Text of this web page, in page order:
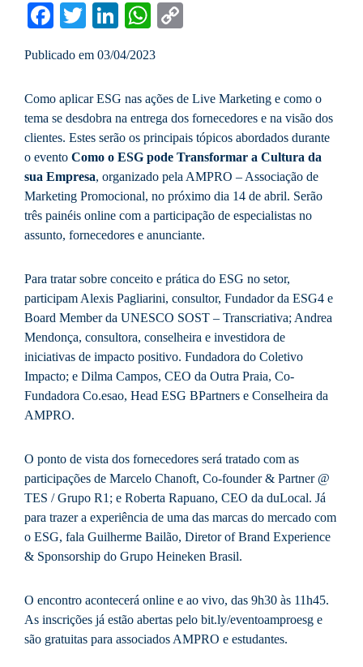
Facebook
Twitter
LinkedIn
WhatsApp
Publicado em 03/04/2023
Como aplicar ESG nas ações de Live Marketing e como o
tema se desdobra na entrega dos fornecedores e na visão dos
clientes. Estes serão os principais tópicos abordados durante
o evento Como o ESG pode Transformar a Cultura da
sua Empresa, organizado pela AMPRO – Associação de
Marketing Promocional, no próximo dia 14 de abril. Serão
três painéis online com a participação de especialistas no
assunto, fornecedores e anunciante.
Para tratar sobre conceito e prática do ESG no setor,
participam Alexis Pagliarini, consultor, Fundador da ESG4 e
Board Member da UNESCO SOST – Transcriativa; Andrea
Mendonça, consultora, conselheira e investidora de
iniciativas de impacto positivo. Fundadora do Coletivo
Impacto; e Dilma Campos, CEO da Outra Praia, Co-
Fundadora Co.esao, Head ESG BPartners e Conselheira da
AMPRO.
O ponto de vista dos fornecedores será tratado com as
participações de Marcelo Chanoft, Co-founder & Partner @
TES / Grupo R1; e Roberta Rapuano, CEO da duLocal. Já
para trazer a experiência de uma das marcas do mercado com
o ESG, fala Guilherme Bailão, Diretor of Brand Experience
& Sponsorship do Grupo Heineken Brasil.
O encontro acontecerá online e ao vivo, das 9h30 às 11h45.
As inscrições já estão abertas pelo bit.ly/eventoamproesg e
são gratuitas para associados AMPRO e estudantes.